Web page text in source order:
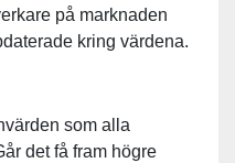
på marknaden
kring värdena.
som alla
det få fram högre